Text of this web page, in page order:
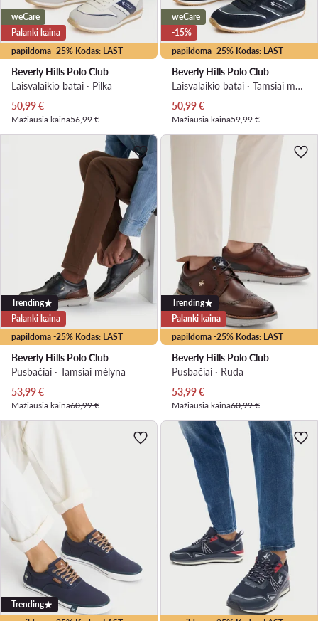
papildoma -25% Kodas: LAST
weCare
Palanki kaina
Beverly Hills Polo Club
Laisvalaikio batai · Pilka
Dabartinė kaina
50,99€
Mažiausia kaina56,99 €
papildoma -25% Kodas: LAST
weCare
-15%
Beverly Hills Polo Club
Laisvalaikio batai · Tamsiai mėlyna
Dabartinė kaina
50,99€
Mažiausia kaina59,99 €
papildoma -25% Kodas: LAST
Trending
Palanki kaina
Beverly Hills Polo Club
Pusbačiai · Tamsiai mėlyna
Dabartinė kaina
53,99€
Mažiausia kaina60,99 €
papildoma -25% Kodas: LAST
Trending
Palanki kaina
Beverly Hills Polo Club
Pusbačiai · Ruda
Dabartinė kaina
53,99€
Mažiausia kaina60,99 €
Trending